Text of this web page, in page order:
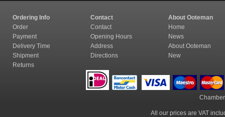
Ordering Info Contact
About Ooteman
Order
Contact
Home
Payment
Opening Hours
News
Delivery Time
Address
About Ooteman
Shipment
Directions
New
Returns
All our prices are VAT